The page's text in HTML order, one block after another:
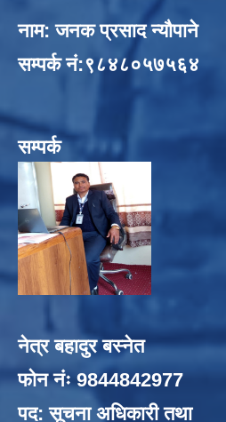
नाम: जनक प्रसाद न्यौपाने
सम्पर्क नं:९८४८०५७५६४
सम्पर्क
नेत्र बहादुर बस्नेत
फोन नंः 9844842977
पद: सूचना अधिकारी तथा